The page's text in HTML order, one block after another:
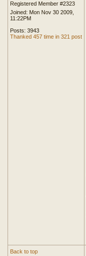
Registered Member #2323
Joined: Mon Nov 30 2009,
11:22PM
Posts: 3943
Thanked 457 time in 321 post
Back to top